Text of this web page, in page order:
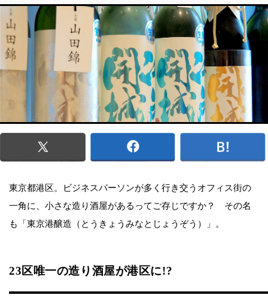
東京都港区。ビジネスパーソンが多く行き交うオフィス街の
一角に、小さな造り酒屋があるってご存じですか？ その名
も「東京港醸造（とうきょうみなとじょうぞう）」。
23区唯一の造り酒屋が港区に!?